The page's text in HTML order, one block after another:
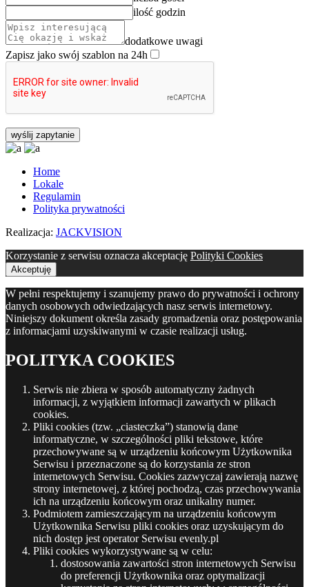
ilość godzin
dodatkowe uwagi
Zapisz jako swój szablon na 24h
Home
Lokale
Regulamin
Polityka prywatności
Realizacja: JACKVISION
Korzystanie z serwisu oznacza akceptację Polityki Cookies
Akceptuję
W pełni respektujemy i szanujemy prawo do prywatności i ochrony
danych osobowych odwiedzających nasz serwis internetowy.
Niniejszy dokument określa zasady gromadzenia oraz postępowania
z informacjami uzyskiwanymi w czasie realizacji usług.
POLITYKA COOKIES
Serwis nie zbiera w sposób automatyczny żadnych
informacji, z wyjątkiem informacji zawartych w plikach
cookies.
Pliki cookies (tzw. „ciasteczka”) stanowią dane
informatyczne, w szczególności pliki tekstowe, które
przechowywane są w urządzeniu końcowym Użytkownika
Serwisu i przeznaczone są do korzystania ze stron
internetowych Serwisu. Cookies zazwyczaj zawierają nazwę
strony internetowej, z której pochodzą, czas przechowywania
ich na urządzeniu końcowym oraz unikalny numer.
Podmiotem zamieszczającym na urządzeniu końcowym
Użytkownika Serwisu pliki cookies oraz uzyskującym do
nich dostęp jest operator Serwisu evenly.pl
Pliki cookies wykorzystywane są w celu:
dostosowania zawartości stron internetowych Serwisu
do preferencji Użytkownika oraz optymalizacji